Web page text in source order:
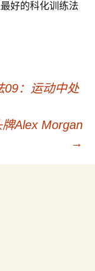
好的科化训练法
09：运动中处
牌Alex Morgan
→